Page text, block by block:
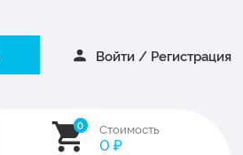
Войти / Регистрация
0 Стоимость
0 ₽